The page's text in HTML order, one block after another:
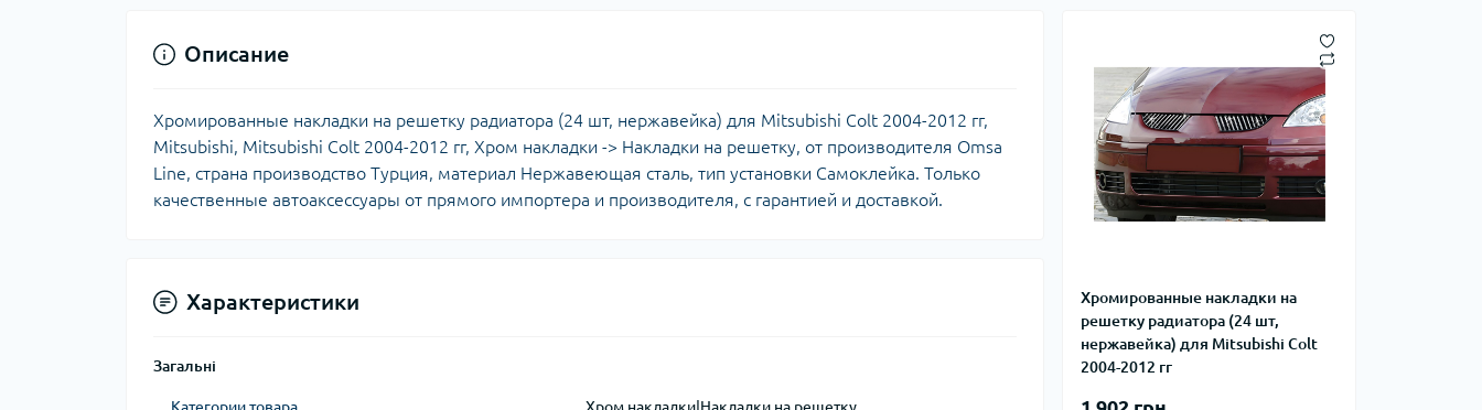
Хромированные накладки на
решетку радиатора (24 шт,
нержавейка) для Mitsubishi Colt
2004-2012 гг
Описание
Хромированные накладки на решетку радиатора (24 шт, нержавейка) для Mitsubishi Colt 2004-2012 гг,
Mitsubishi, Mitsubishi Colt 2004-2012 гг, Хром накладки -> Накладки на решетку, от производителя Omsa
Line, страна производство Турция, материал Нержавеющая сталь, тип установки Самоклейка. Только
качественные автоаксессуары от прямого импортера и производителя, с гарантией и доставкой.
Характеристики
Загальні